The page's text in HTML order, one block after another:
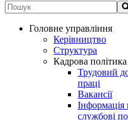
Головне управління
Керівництво
Структура
Кадрова політика
Трудовий
праці
Вакансії
Інформація
службові